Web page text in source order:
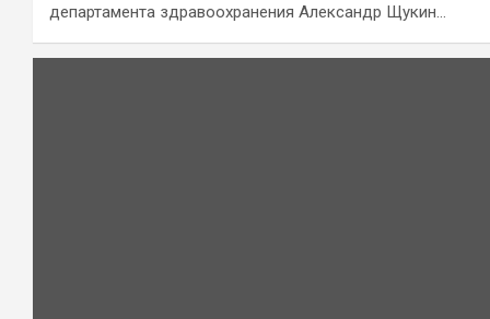
департамента здравоохранения Александр Щукин…